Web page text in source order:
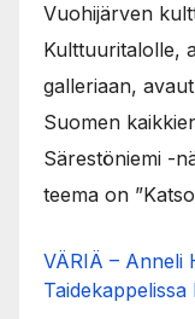
Vuohijärven
Kulttuuritalolle,
galleriaan,
Suomen
Särestöniemi -
teema on
VÄRIÄ – Anneli